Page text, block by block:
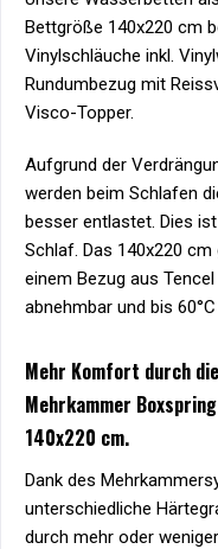
Bettgröße 140x220 cm
Vinylschläuche inkl.
Rundumbezug mit
Visco-Topper.
Aufgrund der
werden beim Schlafen
besser entlastet. Dies
Schlaf. Das 140x220
einem Bezug aus
abnehmbar und bis
Mehr Komfort durch
Mehrkammer
140x220 cm.
Dank des
unterschiedliche
durch mehr oder